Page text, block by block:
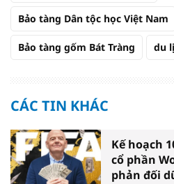
Bảo tàng Dân tộc học Việt Nam
Bảo tàng gốm Bát Tràng du
CÁC TIN KHÁC
Kế hoạch
cổ phần
phản đối